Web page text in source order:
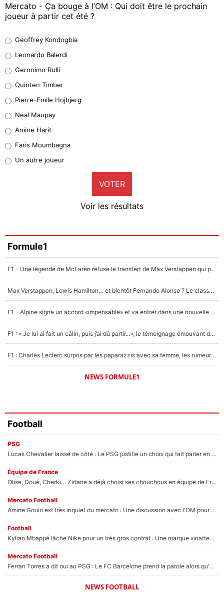
Mercato - Ça bouge à l’OM : Qui doit être le prochain
joueur à partir cet été ?
38%
32%
5%
1%
9%
Faris Moumbagna
4%
Un autre joueur
5%
Geoffrey Kondogbia
Leonardo Balerdi
Geronimo Rulli
Quinten Timber
Pierre-Emile Hojbjerg
Neal Maupay
Amine Harit
Faris Moumbagna
Un autre joueur
VOTER
Voir les résultats
Formule1
F1 - Une légende de McLaren refuse le transfert de Max Verstappen qui pourrait «faire des vagues» et plomber l'ambiance dans l'équipe
Max Verstappen, Lewis Hamilton… et bientôt Fernando Alonso ? Le classement des pilotes les mieux payés en Formule 1 risque de changer !
F1 - Alpine signe un accord «impensable» et va entrer dans une nouvelle dimension : Grande nouvelle pour Pierre Gasly !
F1 : « Je lui ai fait un câlin, puis j’ai dû partir...», le témoignage émouvant de Max Verstappen sur sa fille
F1 : Charles Leclerc surpris par les paparazzis avec sa femme, les rumeurs étaient vraies !
NEWS FORMULE1
Football
PSG
Lucas Chevalier laissé de côté : Le PSG justifie un choix qui fait parler en plein mercato
Équipe de France
Olise, Doué, Cherki… Zidane a déjà choisi ses chouchous en équipe de France ? L’IA annonce des surprises sans Kylian Mbappé !
Mercato Football
Amine Gouiri est très inquiet du mercato : Une discussion avec l'OM pour acter son transfert !
Football
Kylian Mbappé lâche Nike pour un très gros contrat : Une marque «inattendue» va frapper très fort
Mercato Football
Ferran Torres a dit oui au PSG : Le FC Barcelone prend la parole alors qu'un transfert de l'attaquant espagnol prend forme
NEWS FOOTBALL